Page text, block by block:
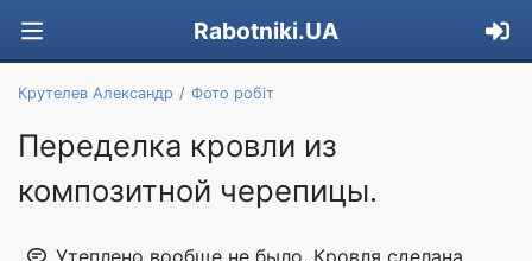
Rabotniki.UA
Крутелев Александр Фото робіт
Переделка кровли из
композитной черепицы.
Утеплено вообще не было. Кровля сделана